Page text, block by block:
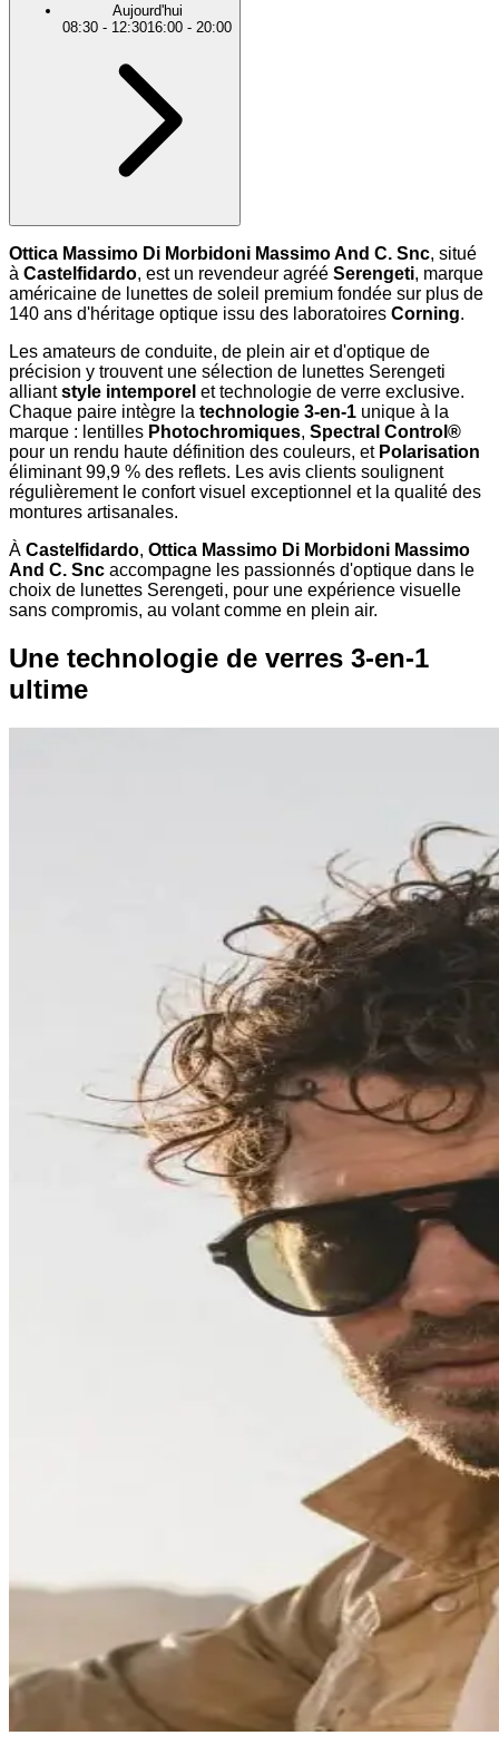
Aujourd'hui
08:30 - 12:3016:00 - 20:00
Ottica Massimo Di Morbidoni Massimo And C. Snc, situé
à Castelfidardo, est un revendeur agréé Serengeti, marque
américaine de lunettes de soleil premium fondée sur plus de
140 ans d'héritage optique issu des laboratoires Corning.
Les amateurs de conduite, de plein air et d'optique de
précision y trouvent une sélection de lunettes Serengeti
alliantstyle intemporel et technologie de verre exclusive.
Chaque paire intègre la technologie 3-en-1 unique à la
marque : lentilles Photochromiques, Spectral Control®
pour un rendu haute définition des couleurs, et Polarisation
éliminant 99,9 % des reflets. Les avis clients soulignent
régulièrement le confort visuel exceptionnel et la qualité des
montures artisanales.
À Castelfidardo, Ottica Massimo Di Morbidoni Massimo
And C. Snc accompagne les passionnés d'optique dans le
choix de lunettes Serengeti, pour une expérience visuelle
sans compromis, au volant comme en plein air.
Une technologie de verres 3-en-1
ultime